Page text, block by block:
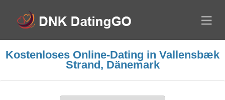
Kostenloses Online-Dating in Vallensbæk
Strand, Dänemark